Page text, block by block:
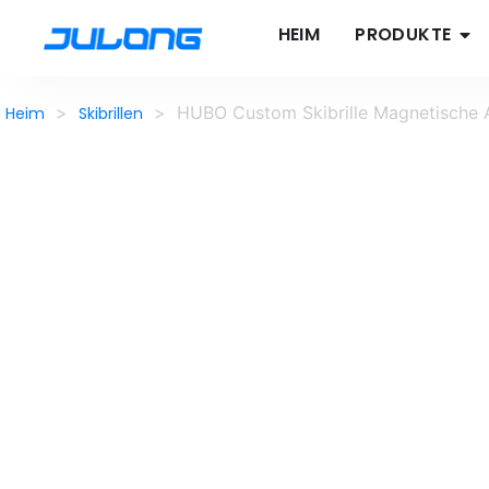
HEIM PRODUKTE
Heim > Skibrillen > HUBO Custom Skibrille Magnetische